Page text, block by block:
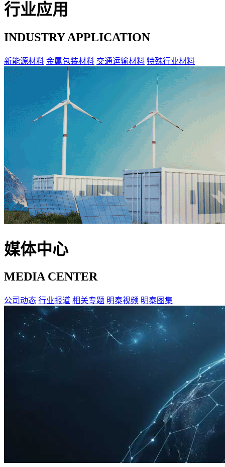
行业应用
INDUSTRY APPLICATION
新能源材料 金属包装材料 交通运输材料 特殊行业材料
媒体中心
MEDIA CENTER
公司动态 行业报道 相关专题 明泰视频 明泰图集